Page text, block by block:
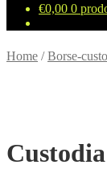
€0,00 0
Home /Borse-